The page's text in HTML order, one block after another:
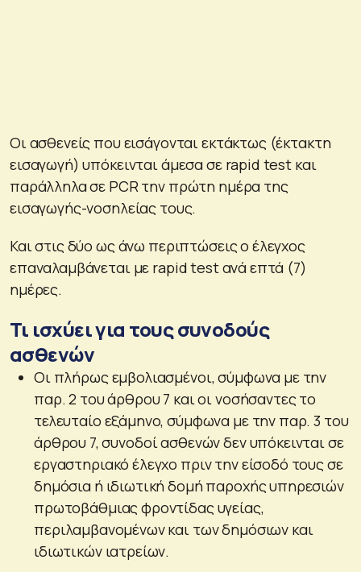
Οι ασθενείς που εισάγονται εκτάκτως (έκτακτη
εισαγωγή) υπόκεινται άμεσα σε rapid test και
παράλληλα σε PCR την πρώτη ημέρα της
εισαγωγής-νοσηλείας τους.
Και στις δύο ως άνω περιπτώσεις ο έλεγχος
επαναλαμβάνεται με rapid test ανά επτά (7)
ημέρες.
Τι ισχύει για τους συνοδούς
ασθενών
Οι πλήρως εμβολιασμένοι, σύμφωνα με την
παρ. 2 του άρθρου 7 και οι νοσήσαντες το
τελευταίο εξάμηνο, σύμφωνα με την παρ. 3 του
άρθρου 7, συνοδοί ασθενών δεν υπόκεινται σε
εργαστηριακό έλεγχο πριν την είσοδό τους σε
δημόσια ή ιδιωτική δομή παροχής υπηρεσιών
πρωτοβάθμιας φροντίδας υγείας,
περιλαμβανομένων και των δημόσιων και
ιδιωτικών ιατρείων.